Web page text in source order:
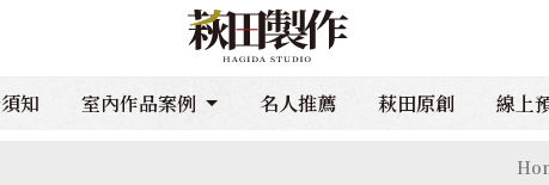
知 室內作品案例 名人推薦 萩田原創 線上